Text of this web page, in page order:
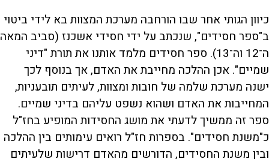
כיוון הגותי אחר שבו הורחבה מערכת המצוות בא לידי ביטוי
ב"ספר חסידים", שנכתב על ידי חסידי אשכנז (סביב המאה
ה־12 וה־13). ספר חסידים מלמד אותנו את תורת "דיני
שמיים". אכן ההלכה מחייבת את האדם, אך בנוסף לכך
ישנה מערכת שלמה של חובות ומצוות, לעיתים תובעניות,
המחייבות את האדם ושהוא נשפט עליהם בדיני שמיים.
ספר זה ממשיך לדעתי את מושג החסידות המופיע בחז"ל
כ"משנת חסידים". בספרות חז"ל רואים עימותים בין ההלכה
ובין משנת החסידים, הדורשים מהאדם דרישות שלעיתים